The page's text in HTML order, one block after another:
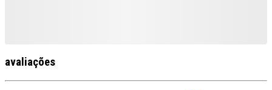
avaliações